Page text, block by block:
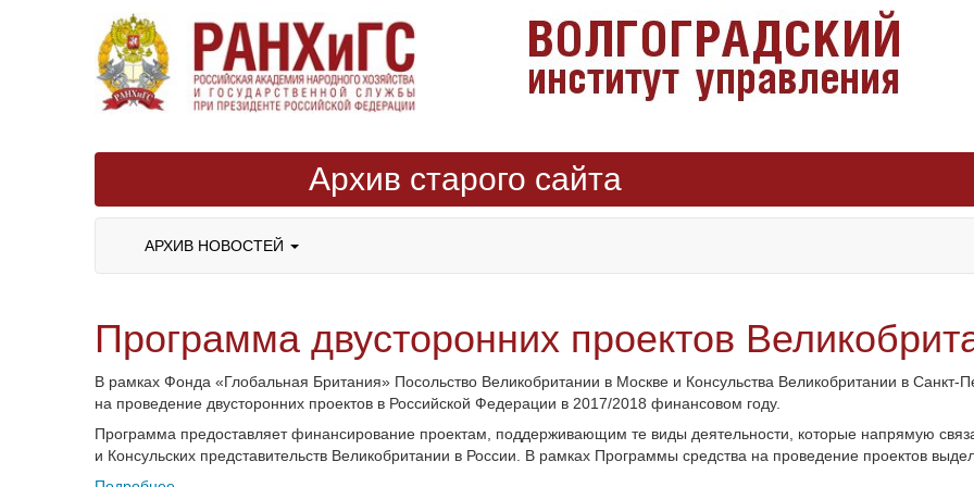
Архив старого сайта
АРХИВ НОВОСТЕЙ
Программа двусторонних проектов
В рамках Фонда «Глобальная Британия» Посольство Великобритании в Москве и Консульства Великобритании в Санкт-
на проведение двусторонних проектов в Российской Федерации в 2017/2018 финансовом году.
Программа предоставляет финансирование проектам, поддерживающим те виды деятельности, которые напрямую
и Консульских представительств Великобритании в России. В рамках Программы средства на проведение проектов